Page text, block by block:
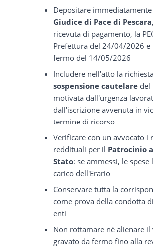
Depositare
Giudice di Pace di Pescara
ricevuta di pagamento, la
Prefettura del 24/04/2026 e
fermo del 14/05/2026
Includere nell'atto la
sospensione cautelare del
motivata dall'urgenza
dall'iscrizione avvenuta in
termine di ricorso
Verificare con un avvocato i
reddituali per il Patrocinio
Stato: se ammessi, le spese
carico dell'Erario
Conservare tutta la
come prova della condotta
enti
Non rottamare né alienare il
gravato da fermo fino alla